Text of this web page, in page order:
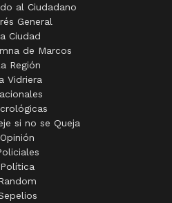
al Ciudadano
General
Ciudad
de Marcos
Región
Vidriera
si no se Queja
Opinión
Política